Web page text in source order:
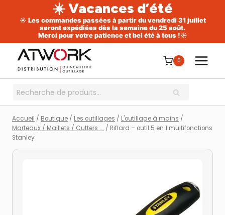
☀️ Vacances d’été
☀️ Les commandes passées à partir du vendredi 31 juillet
seront expédiées dès la semaine du 25 août.
Merci pour votre patience et bel été à tous !☀️
contenu
0
Recherche
RECHERCHE
Accueil / Boutique / Les outillages / L'outillage à mains /
Marteaux / Maillets / Cutters ... / Riflard – outil 5 en 1 multifonctions
Stanley